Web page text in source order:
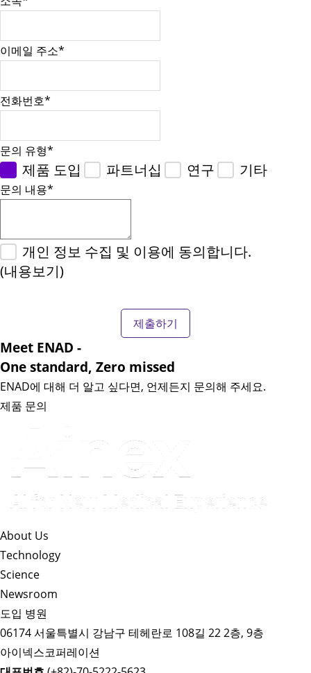
이메일 주소*
전화번호*
문의 유형*
제품 도입 파트너십 연구 기타
문의 내용*
개인 정보 수집 및 이용에 동의합니다.
(내용보기)
Meet ENAD -
One standard, Zero missed​
ENAD에 대해 더 알고 싶다면, 언제든지 문의해 주세요.
제품 문의
About Us​
Technology
Science
Newsroom
도입 병원
06174 서울특별시 강남구 테헤란로 108길 22 2층, 9층
아이넥스코퍼레이션